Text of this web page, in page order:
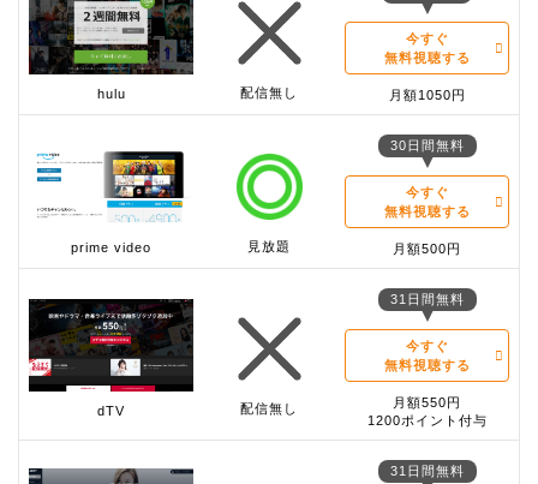
hulu 配信無し
今すぐ
無料視聴する
月額1050円
prime video 見放題
30日間無料
今すぐ
無料視聴する
月額500円
dTV 配信無し
31日間無料
今すぐ
無料視聴する
月額550円
1200ポイント付与
31日間無料